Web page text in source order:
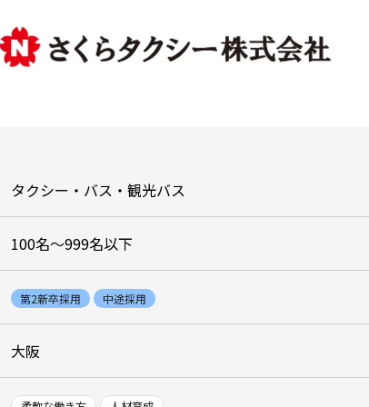
タクシー・バス・観光バス
100名〜999名以下
第2新卒採用 中途採用
大阪